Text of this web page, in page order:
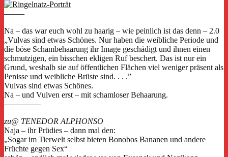
——–
Na – das war euch wohl zu haarig – wie peinlich ist das denn – 2.0
„Vulvas sind etwas Schönes. Nur haben die weibliche Periode und
die böse Schambehaarung ihr Image geschädigt und ihnen einen
schmutzigen, ein bisschen ekligen Ruf beschert. Das ist nur ein
Grund, weshalb sie auf öffentlichen Flächen viel weniger präsent als
Penisse und weibliche Brüste sind. . . .”
Vulvas sind etwas Schönes.
Na – und Vulven erst – mit schamloser Behaarung.
————–
zu@ TENEDOR ALPHONSO
Naja – ihr Prüdies – dann mal den:
„Sogar im Tierwelt selbst bieten Bonobos Bananen und andere
Früchte gegen Sex“